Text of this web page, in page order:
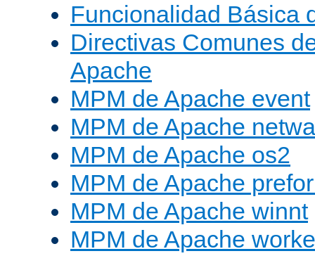
Funcionalidad Básica
Directivas Comunes
Apache
MPM de Apache event
MPM de Apache
MPM de Apache os2
MPM de Apache
MPM de Apache winnt
MPM de Apache